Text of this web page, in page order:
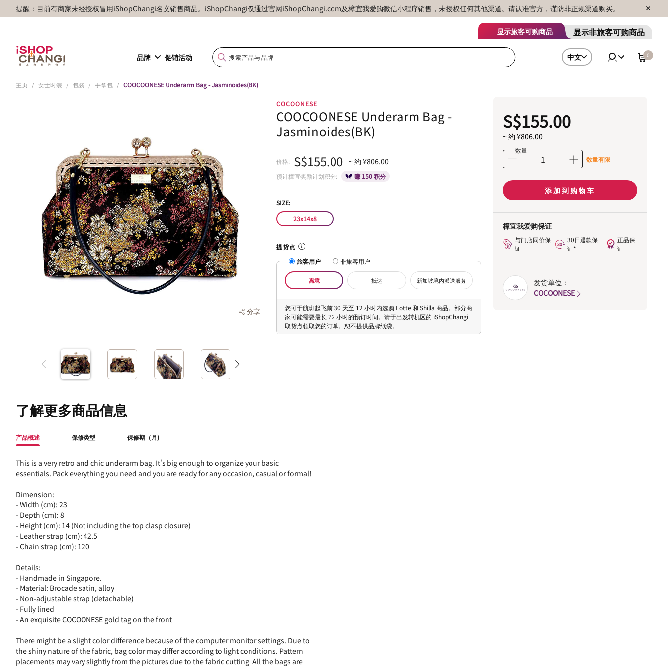
提醒：目前有商家未经授权冒用iShopChangi名义销售商品。iShopChangi仅通过官网iShopChangi.com及樟宜我爱购微信小程序销售，未授权任何其他渠道。请认准官方，谨防非正规渠道购买。
显示旅客可购商品 显示非旅客可购商品
品牌 促销活动 中文 0
主页 / 女士时装 / 包袋 / 手拿包 / COOCOONESE Underarm Bag - Jasminoides(BK)
分享
COCOONESE
COOCOONESE Underarm Bag -
Jasminoides(BK)
价格: S$155.00 ~ 约 ¥806.00
预计樟宜奖励计划积分: 赚 150 积分
SIZE:
23x14x8
提货点
旅客用户
非旅客用户
离境 抵达 新加坡境内派送服务
您可于航班起飞前 30 天至 12 小时内选购 Lotte 和 Shilla 商品。部分商
家可能需要最长 72 小时的预订时间。请于出发转机区的 iShopChangi
取货点领取您的订单。恕不提供品牌纸袋。
S$155.00
~ 约 ¥806.00
数量
数量有限
添加到购物车
樟宜我爱购保证
与门店同价保
证
30日退款保
证*
正品保
证
发货单位：
COCOONESE
了解更多商品信息
产品概述 保修类型 保修期（月)
This is a very retro and chic underarm bag. It's big enough to organize your basic
essentials. Pack everything you need and you are ready for any occasion, casual or formal!
Dimension:
- Width (cm): 23
- Depth (cm): 8
- Height (cm): 14 (Not including the top clasp closure)
- Leather strap (cm): 42.5
- Chain strap (cm): 120
Details:
- Handmade in Singapore.
- Material: Brocade satin, alloy
- Non-adjustable strap (detachable)
- Fully lined
- An exquisite COCOONESE gold tag on the front
There might be a slight color difference because of the computer monitor settings. Due to
the shiny nature of the fabric, bag color may differ according to light conditions. Pattern
placements may vary slightly from the pictures due to the fabric cutting. All the bags are